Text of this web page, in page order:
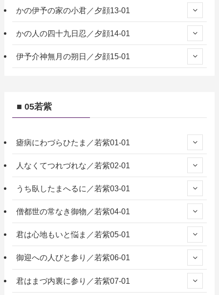
かの伊予の家の小君／夕顔13-01
かの人の四十九日忍／夕顔14-01
伊予介神無月の朔日／夕顔15-01
■ 05若紫
瘧病にわづらひたま／若紫01-01
人なくてつれづれな／若紫02-01
うち臥したまへるに／若紫03-01
僧都世の常なき御物／若紫04-01
君は心地もいと悩ま／若紫05-01
御迎への人びと参り／若紫06-01
君はまづ内裏に参り／若紫07-01